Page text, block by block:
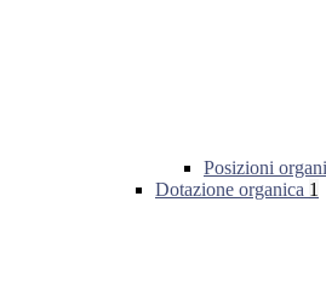
Posizioni
Dotazione organica 1